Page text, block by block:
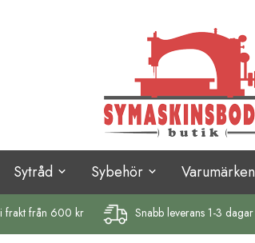
Sytråd Sybehör Varumärken
fraktfrån 600 kr Snabb leverans 1-3 dagar